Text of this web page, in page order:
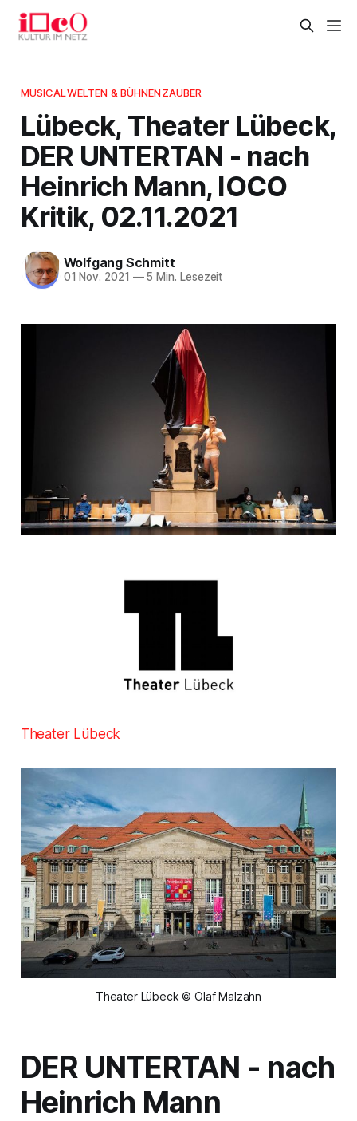
MUSICALWELTEN & BÜHNENZAUBER
Lübeck, Theater Lübeck,
DER UNTERTAN - nach
Heinrich Mann, IOCO
Kritik, 02.11.2021
Wolfgang Schmitt
01 Nov. 2021 —5 Min. Lesezeit
Theater Lübeck
Theater Lübeck © Olaf Malzahn
DER UNTERTAN - nach
Heinrich Mann